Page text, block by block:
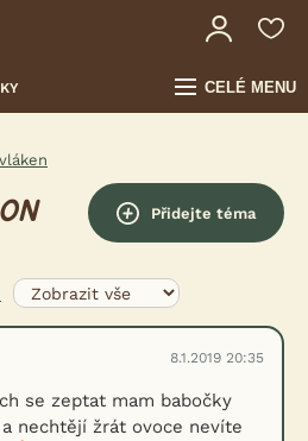
CELÉ MENU
Přidejte téma
8.1.2019 20:35
se zeptat mam babočky
nechtějí žrát ovoce nevíte